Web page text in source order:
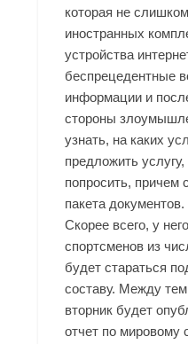
которая не
иностранных
устройства
беспрецедентные
информации и
стороны
узнать, на каких
предложить
попросить, причем
пакета документов.
Скорее всего, у
спортсменов из
будет стараться
составу. Между
вторник будет
отчет по мировому